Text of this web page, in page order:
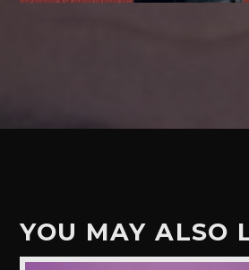
YOU MAY ALSO